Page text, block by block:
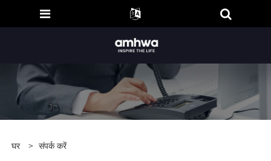
घर > संपर्क करें